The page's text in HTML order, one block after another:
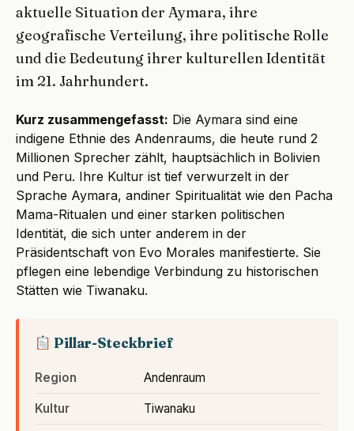
aktuelle Situation der Aymara, ihre
geografische Verteilung, ihre politische Rolle
und die Bedeutung ihrer kulturellen Identität
im 21. Jahrhundert.
Kurz zusammengefasst: Die Aymara sind eine
indigene Ethnie des Andenraums, die heute rund 2
Millionen Sprecher zählt, hauptsächlich in Bolivien
und Peru. Ihre Kultur ist tief verwurzelt in der
Sprache Aymara, andiner Spiritualität wie den Pacha
Mama-Ritualen und einer starken politischen
Identität, die sich unter anderem in der
Präsidentschaft von Evo Morales manifestierte. Sie
pflegen eine lebendige Verbindung zu historischen
Stätten wie Tiwanaku.
Pillar-Steckbrief
Region Andenraum
Kultur Tiwanaku